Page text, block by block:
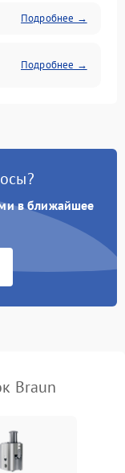
Подробнее →
Подробнее →
в ближайшее
Braun